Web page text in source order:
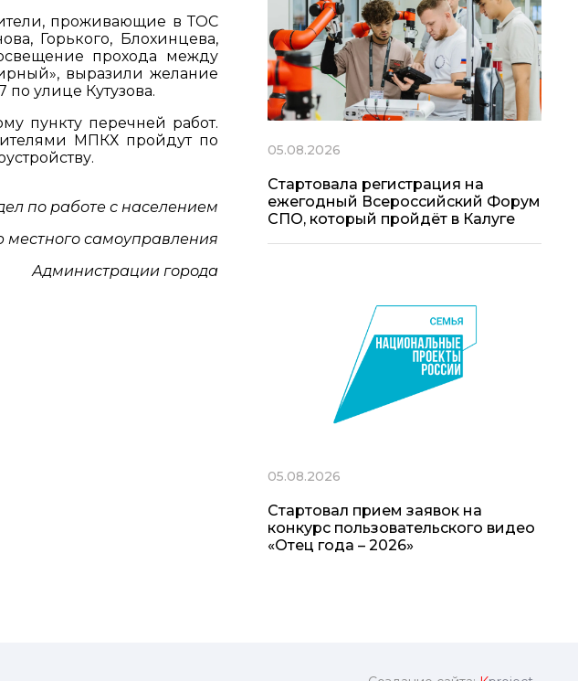
проживающие в ТОС
Горького, Блохинцева,
прохода между
выразили желание
улице Кутузова.
пункту перечней работ.
МПКХ пройдут по
по работе с населением
местного самоуправления
Администрации города
05.08.2026
Стартовала регистрация на
ежегодный Всероссийский Форум
СПО, который пройдёт в Калуге
05.08.2026
Стартовал прием заявок на
конкурс пользовательского видео
«Отец года – 2026»